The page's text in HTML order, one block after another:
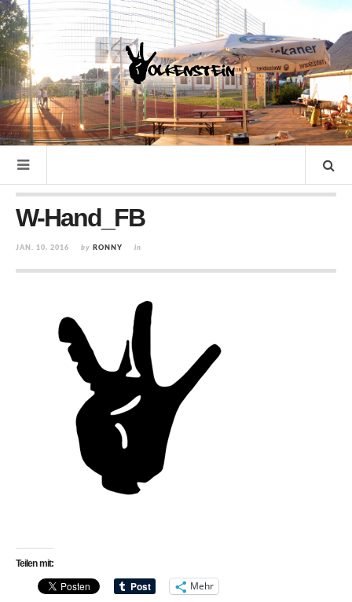
W-Hand_FB
JAN. 10, 2016 by RONNY in
Teilen mit:
Mehr